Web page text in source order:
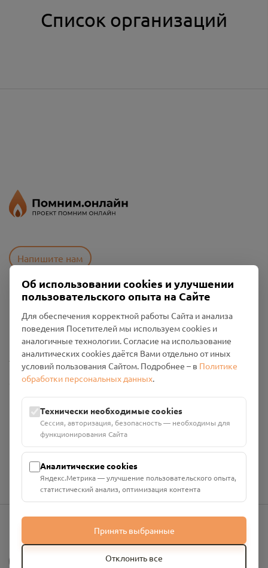
Список организаций
Напишите нам
Политика конфиденциальности
Промо-материалы
Настройки cookies
Общество с ограниченной ответственностью «Смоленский
Проект Помним»
ИНН: 6700029207 ОГРН: 1256700001986
Юридический адрес: 216790, Смоленская область, р-н
Руднянский, г. Рудня, улица Западная, д. 26А, пом. 18
Номер счёта: 40702810901130004287 в АО "АЛЬФА-БАНК"
info@pomnim.online
Об использовании cookies и улучшении
пользовательского опыта на Сайте
Для обеспечения корректной работы Сайта и анализа
поведения Посетителей мы используем cookies и
аналогичные технологии. Согласие на использование
аналитических cookies даётся Вами отдельно от иных
условий пользования Сайтом. Подробнее – в Политике
обработки персональных данных.
Технически необходимые cookies
Сессия, авторизация, безопасность — необходимы для
функционирования Сайта
Аналитические cookies
Яндекс.Метрика — улучшение пользовательского опыта,
статистический анализ, оптимизация контента
Принять выбранные
Отклонить все